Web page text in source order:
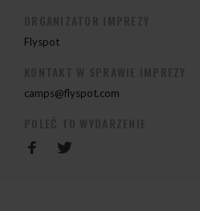
Flyspot
camps@flyspot.com